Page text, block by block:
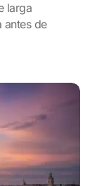
larga
antes de